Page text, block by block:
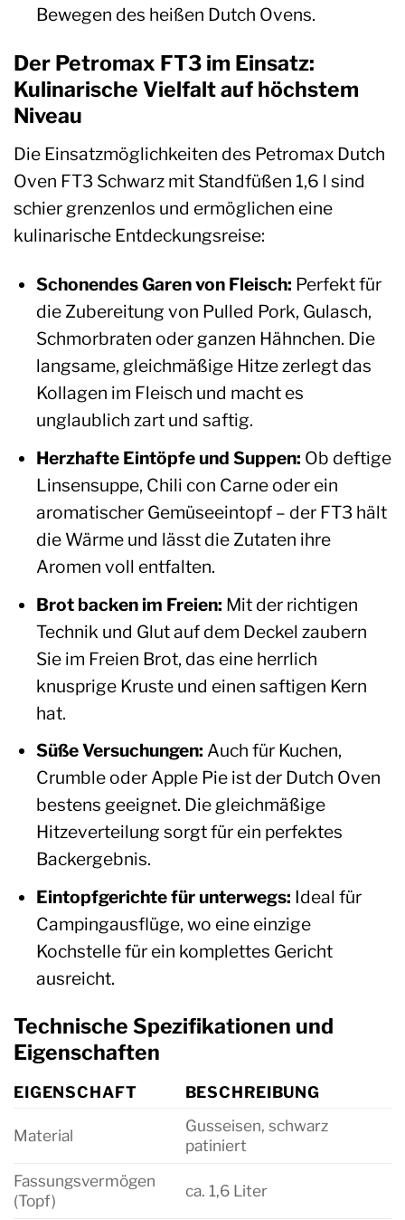
Bewegen des heißen Dutch Ovens.
Der Petromax FT3 im Einsatz:
Kulinarische Vielfalt auf höchstem
Niveau
Die Einsatzmöglichkeiten des Petromax Dutch
Oven FT3 Schwarz mit Standfüßen 1,6 l sind
schier grenzenlos und ermöglichen eine
kulinarische Entdeckungsreise:
Schonendes Garen von Fleisch: Perfekt für
die Zubereitung von Pulled Pork, Gulasch,
Schmorbraten oder ganzen Hähnchen. Die
langsame, gleichmäßige Hitze zerlegt das
Kollagen im Fleisch und macht es
unglaublich zart und saftig.
Herzhafte Eintöpfe und Suppen: Ob deftige
Linsensuppe, Chili con Carne oder ein
aromatischer Gemüseeintopf – der FT3 hält
die Wärme und lässt die Zutaten ihre
Aromen voll entfalten.
Brot backen im Freien: Mit der richtigen
Technik und Glut auf dem Deckel zaubern
Sie im Freien Brot, das eine herrlich
knusprige Kruste und einen saftigen Kern
hat.
Süße Versuchungen: Auch für Kuchen,
Crumble oder Apple Pie ist der Dutch Oven
bestens geeignet. Die gleichmäßige
Hitzeverteilung sorgt für ein perfektes
Backergebnis.
Eintopfgerichte für unterwegs: Ideal für
Campingausflüge, wo eine einzige
Kochstelle für ein komplettes Gericht
ausreicht.
Technische Spezifikationen und
Eigenschaften
EIGENSCHAFT BESCHREIBUNG
Material
Gusseisen, schwarz
patiniert
Fassungsvermögen
(Topf)
ca. 1,6 Liter